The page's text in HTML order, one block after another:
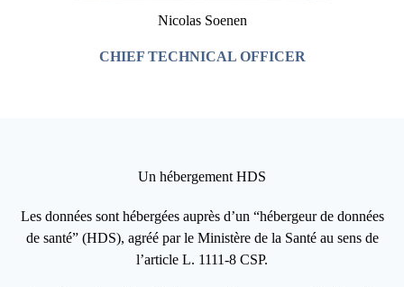
Nicolas Soenen
CHIEF TECHNICAL OFFICER
Un hébergement HDS
Les données sont hébergées auprès d’un “hébergeur de données
de santé” (HDS), agréé par le Ministère de la Santé au sens de
l’article L. 1111-8 CSP.